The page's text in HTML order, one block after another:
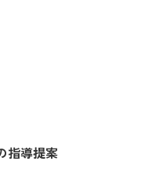
指導提案